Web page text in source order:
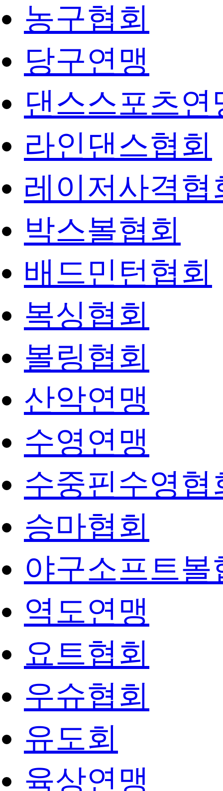
농구협회
당구연맹
댄스스포츠연
라인댄스협회
레이저사격협
박스볼협회
배드민턴협회
복싱협회
볼링협회
산악연맹
수영연맹
수중핀수영협
승마협회
야구소프트볼
역도연맹
요트협회
우슈협회
유도회
육상연맹